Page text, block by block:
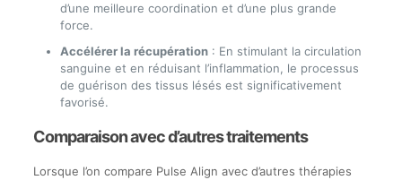
d’une meilleure coordination et d’une plus grande
force.
Accélérer la récupération: En stimulant la circulation
sanguine et en réduisant l’inflammation, le processus
de guérison des tissus lésés est significativement
favorisé.
Comparaison avec d’autres traitements
Lorsque l’on compare Pulse Align avec d’autres thérapies